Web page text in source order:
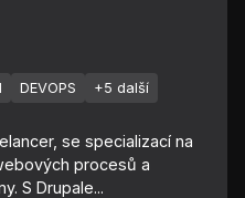
DEVOPS +5 další
se specializací na
procesů a
S Drupale...